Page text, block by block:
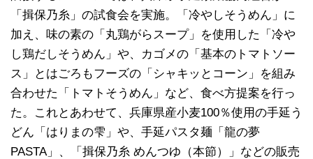
「揖保乃糸」の試食会を実施。「冷やしそうめん」に
加え、味の素の「丸鶏がらスープ」を使用した「冷や
し鶏だしそうめん」や、カゴメの「基本のトマトソー
ス」とはごろもフーズの「シャキッとコーン」を組み
合わせた「トマトそうめん」など、食べ方提案を行っ
た。これとあわせて、兵庫県産小麦100％使用の手延う
どん「はりまの雫」や、手延パスタ麺「龍の夢
PASTA」、「揖保乃糸 めんつゆ（本節）」などの販売